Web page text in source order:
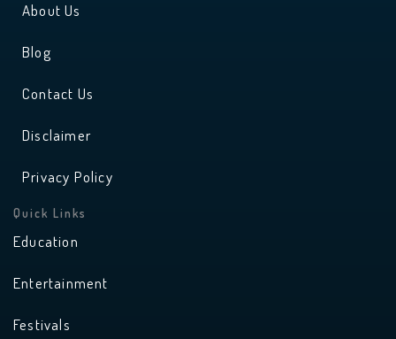
About Us
Blog
Contact Us
Disclaimer
Privacy Policy
Quick Links
Education
Entertainment
Festivals